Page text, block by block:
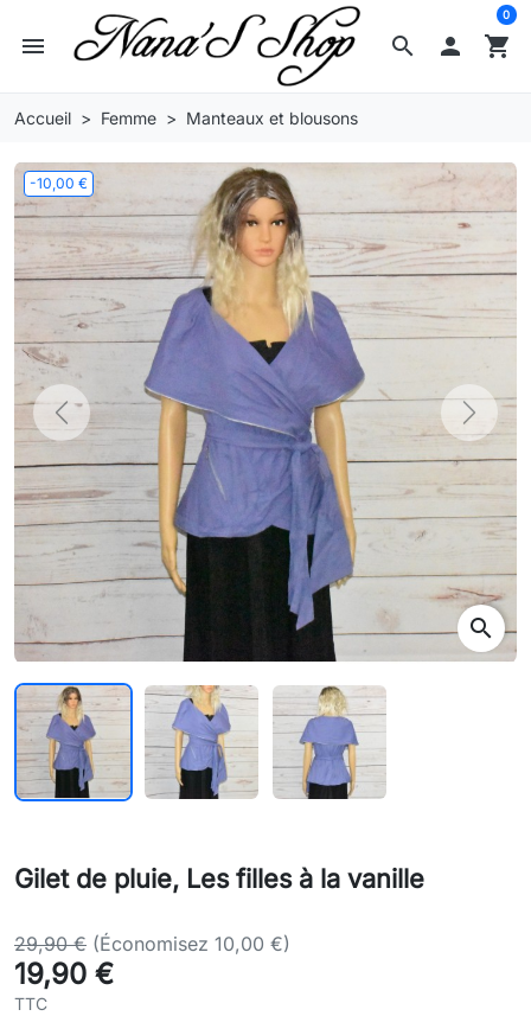
search
menu  shopping_cart
0
Accueil Femme Manteaux et blousons
-10,00 €
Previous Next
search
Gilet de pluie, Les filles à la vanille
29,90 € (Économisez 10,00 €)
19,90 €
TTC